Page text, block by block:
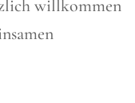
willkommen